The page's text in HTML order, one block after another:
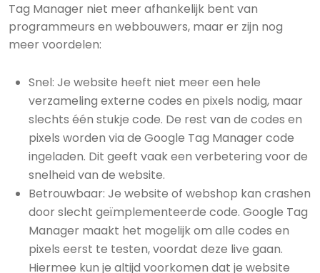
Tag Manager niet meer afhankelijk bent van
programmeurs en webbouwers, maar er zijn nog
meer voordelen:
Snel: Je website heeft niet meer een hele
verzameling externe codes en pixels nodig, maar
slechts één stukje code. De rest van de codes en
pixels worden via de Google Tag Manager code
ingeladen. Dit geeft vaak een verbetering voor de
snelheid van de website.
Betrouwbaar: Je website of webshop kan crashen
door slecht geïmplementeerde code. Google Tag
Manager maakt het mogelijk om alle codes en
pixels eerst te testen, voordat deze live gaan.
Hiermee kun je altijd voorkomen dat je website